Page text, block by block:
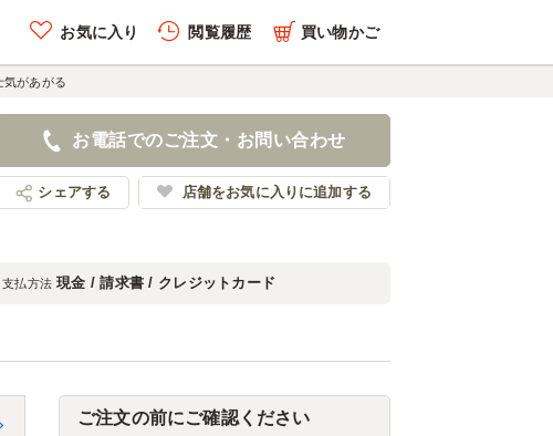
お気に入り 閲覧履歴 買い物かご
気があがる
お電話でのご注文・お問い合わせ
シェアする 店舗をお気に入りに追加する
支払方法 現金 / 請求書 / クレジットカード
ご注文の前にご確認ください